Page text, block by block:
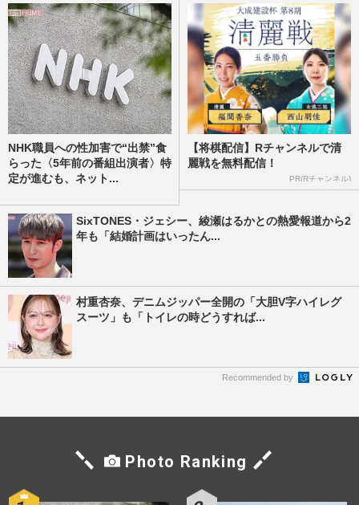
NHK職員への性加害で“出禁”食
らった〈5年前の番組出演者〉特
定が進むも、ネット...
【将棋配信】Rチャンネルで清
麗戦を無料配信！
PR(Rチャンネル)
SixTONES・ジェシー、綾瀬はるかとの熱愛報道から2
年も「結婚計画はいったん...
村重杏奈、デニムジッパー全開の「大胆V字ハイレグ
スーツ」も「トイレの時どうすれば...
Recommended by
Photo Ranking